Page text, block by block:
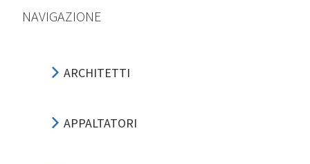
NAVIGAZIONE
ARCHITETTI
APPALTATORI